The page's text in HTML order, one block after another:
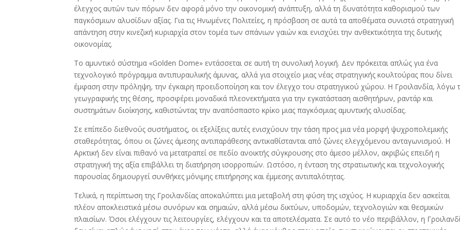
έλεγχος αυτών των πόρων δεν αφορά μόνο την οικονομική ανάπτυξη, αλλά τη δυνατότητα καθορισμού των
παγκόσμιων αλυσίδων αξίας. Για τις Ηνωμένες Πολιτείες, η πρόσβαση σε αυτά τα αποθέματα συνιστά στρατηγική
απάντηση στην κινεζική κυριαρχία στον τομέα των σπάνιων γαιών και ενισχύει την ανθεκτικότητα της δυτικής
οικονομίας.
Το αμυντικό σύστημα «Golden Dome» εντάσσεται σε αυτή τη συνολική λογική. Δεν πρόκειται απλώς για ένα
τεχνολογικό πρόγραμμα αντιπυραυλικής άμυνας, αλλά για στοιχείο μιας νέας στρατηγικής κουλτούρας που δίνει
έμφαση στην πρόληψη, την έγκαιρη προειδοποίηση και τον έλεγχο του στρατηγικού χώρου. Η Γροιλανδία, λόγω
γεωγραφικής της θέσης, προσφέρει μοναδικά πλεονεκτήματα για την εγκατάσταση αισθητήρων, ραντάρ και
συστημάτων διοίκησης, καθιστώντας την αναπόσπαστο κρίκο μιας παγκόσμιας αμυντικής αλυσίδας.
Σε επίπεδο διεθνούς συστήματος, οι εξελίξεις αυτές ενισχύουν την τάση προς μια νέα μορφή ψυχροπολεμικής
σταθερότητας, όπου οι ζώνες άμεσης αντιπαράθεσης αντικαθίστανται από ζώνες ελεγχόμενου ανταγωνισμού. Η
Αρκτική δεν είναι πιθανό να μετατραπεί σε πεδίο ανοικτής σύγκρουσης στο άμεσο μέλλον, ακριβώς επειδή η
στρατηγική της αξία επιβάλλει τη διατήρηση ισορροπιών. Ωστόσο, η ένταση της στρατιωτικής και τεχνολογικής
παρουσίας δημιουργεί συνθήκες μόνιμης επιτήρησης και έμμεσης αντιπαλότητας.
Τελικά, η περίπτωση της Γροιλανδίας αποκαλύπτει μια μεταβολή στη φύση της ισχύος. Η κυριαρχία δεν ασκείται
πλέον αποκλειστικά μέσω συνόρων και σημαιών, αλλά μέσω δικτύων, υποδομών, τεχνολογιών και θεσμικών
πλαισίων. Όσοι ελέγχουν τις λειτουργίες, ελέγχουν και τα αποτελέσματα. Σε αυτό το νέο περιβάλλον, η